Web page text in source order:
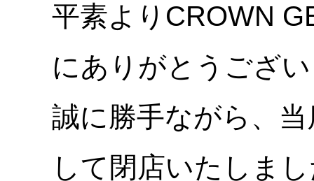
平素よりCROWN
にありがとうござ
誠に勝手ながら、
して閉店いたしま